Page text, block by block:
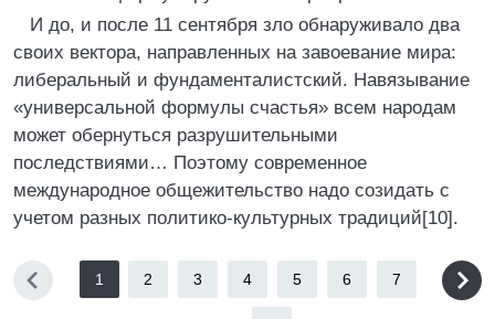
И до, и после 11 сентября зло обнаруживало два
своих вектора, направленных на завоевание мира:
либеральный и фундаменталистский. Навязывание
«универсальной формулы счастья» всем народам
может обернуться разрушительными
последствиями… Поэтому современное
международное общежительство надо созидать с
учетом разных политико-культурных традиций[10].
1 2 3 4 5 6 7